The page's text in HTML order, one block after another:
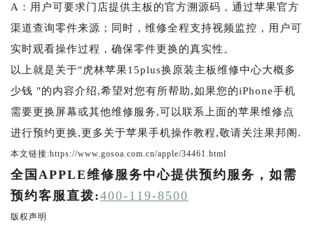
A：用户可要求门店提供主板的官方溯源码，通过苹果官方
渠道查询零件来源；同时，维修全程支持视频监控，用户可
实时观看操作过程，确保零件更换的真实性。
以上就是关于"虎林苹果15plus换原装主板维修中心大概多
少钱 "的内容介绍,希望对您有所帮助,如果您的iPhone手机
需要更换屏幕或其他维修服务,可以联系上面的苹果维修点
进行预约更换,更多关于苹果手机操作教程,敬请关注果邦阁.
本文链接:https://www.gosoa.com.cn/apple/34461.html
全国APPLE维修服务中心提供预约服务，如需
预约客服直拨:400-119-8500
版权声明